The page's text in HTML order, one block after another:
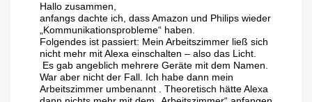
Hallo zusammen,
anfangs dachte ich, dass Amazon und Philips wieder
„Kommunikationsprobleme“ haben.
Folgendes ist passiert: Mein Arbeitszimmer ließ sich
nicht mehr mit Alexa einschalten – also das Licht.
Es gab angeblich mehrere Geräte mit dem Namen.
War aber nicht der Fall. Ich habe dann mein
Arbeitszimmer umbenannt . Theoretisch hätte Alexa